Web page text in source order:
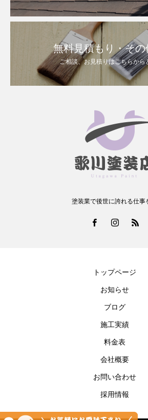
無料見積もり・その
ご相談、お見積りはこちらから
塗装業で後世に誇れる仕事
トップページ
お知らせ
ブログ
施工実績
料金表
会社概要
お問い合わせ
採用情報